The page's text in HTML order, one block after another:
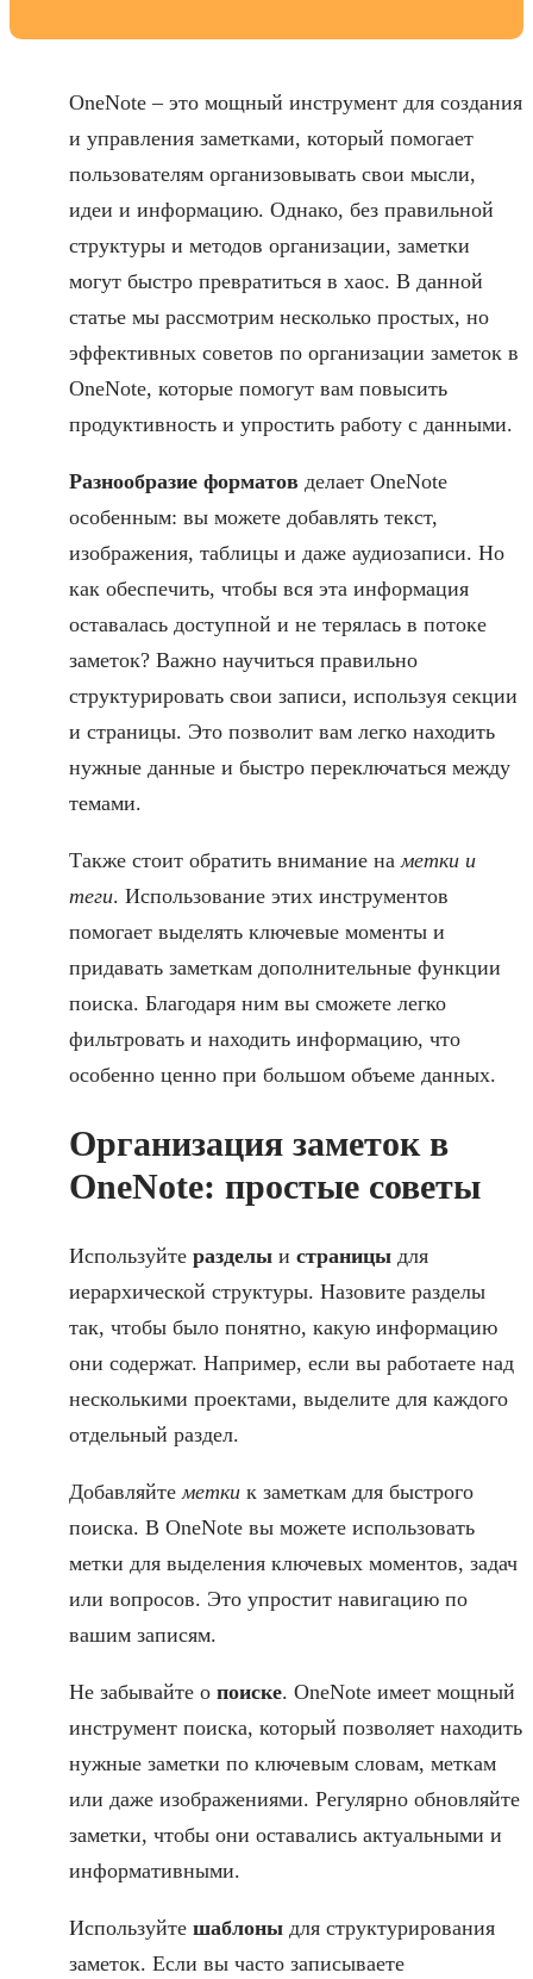
OneNote – это мощный инструмент для создания
и управления заметками, который помогает
пользователям организовывать свои мысли,
идеи и информацию. Однако, без правильной
структуры и методов организации, заметки
могут быстро превратиться в хаос. В данной
статье мы рассмотрим несколько простых, но
эффективных советов по организации заметок в
OneNote, которые помогут вам повысить
продуктивность и упростить работу с данными.
Разнообразие форматов делает OneNote
особенным: вы можете добавлять текст,
изображения, таблицы и даже аудиозаписи. Но
как обеспечить, чтобы вся эта информация
оставалась доступной и не терялась в потоке
заметок? Важно научиться правильно
структурировать свои записи, используя секции
и страницы. Это позволит вам легко находить
нужные данные и быстро переключаться между
темами.
Также стоит обратить внимание наметки и
теги. Использование этих инструментов
помогает выделять ключевые моменты и
придавать заметкам дополнительные функции
поиска. Благодаря ним вы сможете легко
фильтровать и находить информацию, что
особенно ценно при большом объеме данных.
Организация заметок в
OneNote: простые советы
Используйте разделы и страницы для
иерархической структуры. Назовите разделы
так, чтобы было понятно, какую информацию
они содержат. Например, если вы работаете над
несколькими проектами, выделите для каждого
отдельный раздел.
Добавляйтеметки к заметкам для быстрого
поиска. В OneNote вы можете использовать
метки для выделения ключевых моментов, задач
или вопросов. Это упростит навигацию по
вашим записям.
Не забывайте о поиске. OneNote имеет мощный
инструмент поиска, который позволяет находить
нужные заметки по ключевым словам, меткам
или даже изображениями. Регулярно обновляйте
заметки, чтобы они оставались актуальными и
информативными.
Используйте шаблоны для структурирования
заметок. Если вы часто записываете